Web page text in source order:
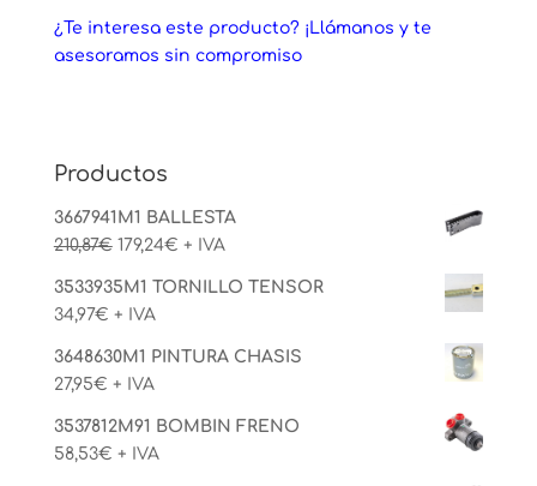
¿Te interesa este producto? ¡Llámanos y te
asesoramos sin compromiso
Productos
3667941M1 BALLESTA
210,87€ El
210,87€.
179,24€El
179,24€.
+ IVA
3533935M1 TORNILLO TENSOR
34,97€ + IVA
3648630M1 PINTURA CHASIS
27,95€ + IVA
3537812M91 BOMBIN FRENO
58,53€ + IVA